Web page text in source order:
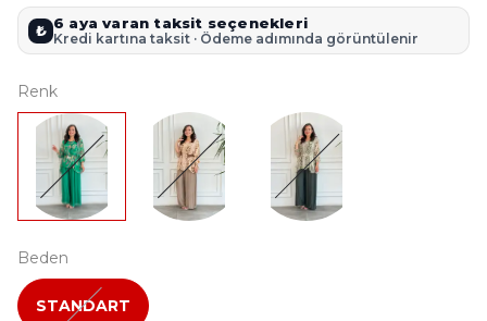
₺ 6 aya varan taksit seçenekleri
Kredi kartına taksit · Ödeme adımında görüntülenir
Renk
Beden
STANDART